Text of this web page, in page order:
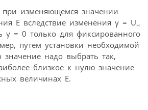
изменяющемся значении
E вследствие изменения γ = Uн
γ = 0 только для фиксированного
путем установки необходимой
значение надо выбрать так,
близкое к нулю значение
величинах E.